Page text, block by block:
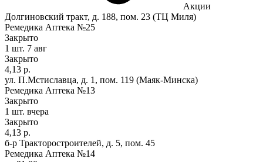
Акции
Долгиновский тракт, д. 188, пом. 23 (ТЦ Миля)
Ремедика Аптека №25
Закрыто
1 шт. 7 авг
Закрыто
4,13 р.
ул. П.Мстиславца, д. 1, пом. 119 (Маяк-Минска)
Ремедика Аптека №13
Закрыто
1 шт. вчера
Закрыто
4,13 р.
б-р Тракторостроителей, д. 5, пом. 45
Ремедика Аптека №14